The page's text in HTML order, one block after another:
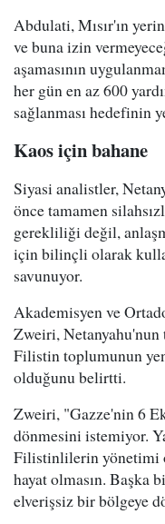
Abdulati, Mısır'ın
ve buna izin
aşamasının
her gün en az 600
sağlanması hedefinin
Kaos için bahane
Siyasi analistler,
önce tamamen
gerekliliği değil,
için bilinçli olarak
savunuyor.
Akademisyen ve
Zweiri,
Filistin toplumunun
olduğunu belirtti.
Zweiri, "Gazze'nin 6
dönmesini istemiyor.
Filistinlilerin yönetimi
hayat olmasın. Başka
elverişsiz bir bölgeye